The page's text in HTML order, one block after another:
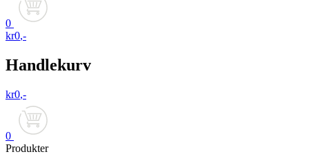
0
kr0,-
Handlekurv
kr0,-
0
Produkter